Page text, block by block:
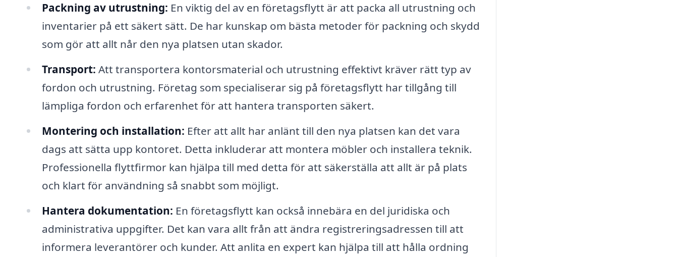
Packning av utrustning: En viktig del av en företagsflytt är att packa all utrustning och
inventarier på ett säkert sätt. De har kunskap om bästa metoder för packning och skydd
som gör att allt når den nya platsen utan skador.
Transport: Att transportera kontorsmaterial och utrustning effektivt kräver rätt typ av
fordon och utrustning. Företag som specialiserar sig på företagsflytt har tillgång till
lämpliga fordon och erfarenhet för att hantera transporten säkert.
Montering och installation: Efter att allt har anlänt till den nya platsen kan det vara
dags att sätta upp kontoret. Detta inkluderar att montera möbler och installera teknik.
Professionella flyttfirmor kan hjälpa till med detta för att säkerställa att allt är på plats
och klart för användning så snabbt som möjligt.
Hantera dokumentation: En företagsflytt kan också innebära en del juridiska och
administrativa uppgifter. Det kan vara allt från att ändra registreringsadressen till att
informera leverantörer och kunder. Att anlita en expert kan hjälpa till att hålla ordning